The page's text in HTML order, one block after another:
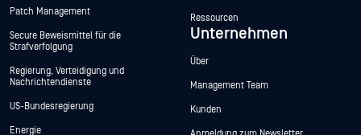
Patch Management
Secure Beweismittel für die
Strafverfolgung
Regierung, Verteidigung und
Nachrichtendienste
US-Bundesregierung
Energie
Ressourcen
Unternehmen
Über
Management Team
Kunden